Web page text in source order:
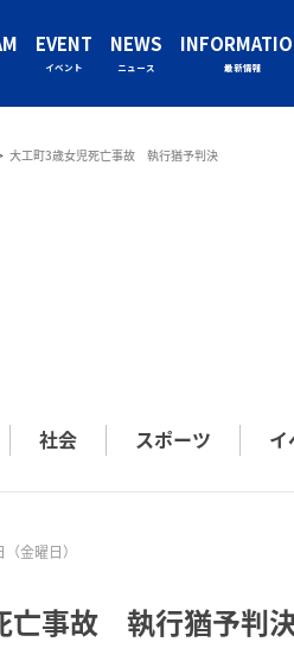
EVENT
イベント
NEWS
ニュース 最新情報
大工町3歳女児死亡事故 執行猶予判決
社会 スポーツ イ
金曜日）
亡事故 執行猶予判